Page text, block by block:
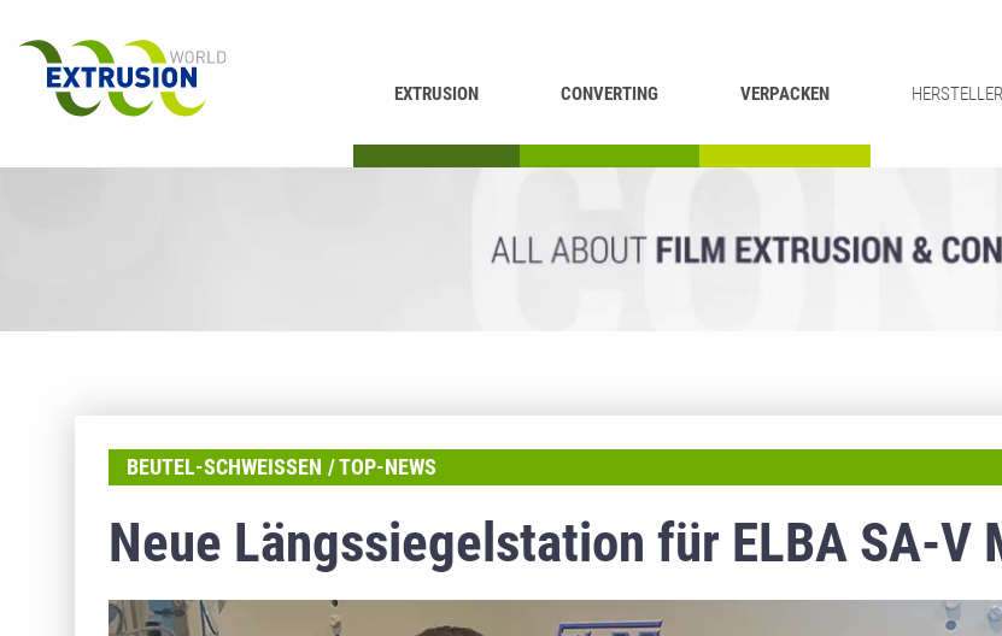
EXTRUSION CONVERTING VERPACKEN HERSTELLER
BEUTEL-SCHWEISSEN TOP-NEWS
Neue Längssiegelstation für ELBA SA-V